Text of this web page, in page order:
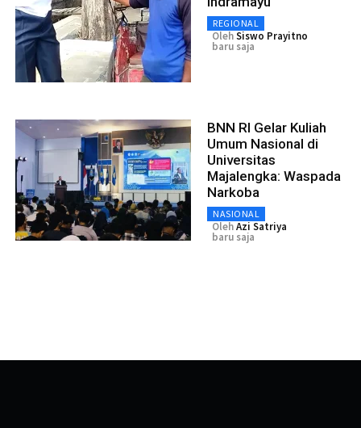
REGIONAL
OlehSiswo Prayitno
baru saja
BNN RI Gelar Kuliah
Umum Nasional di
Universitas
Majalengka: Waspada
Narkoba
NASIONAL
OlehAzi Satriya
baru saja